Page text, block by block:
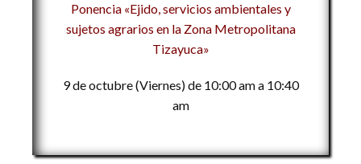
Ponencia «Ejido, servicios ambientales y
sujetos agrarios en la Zona Metropolitana
Tizayuca»
9 de octubre (Viernes) de 10:00 am a 10:40
am